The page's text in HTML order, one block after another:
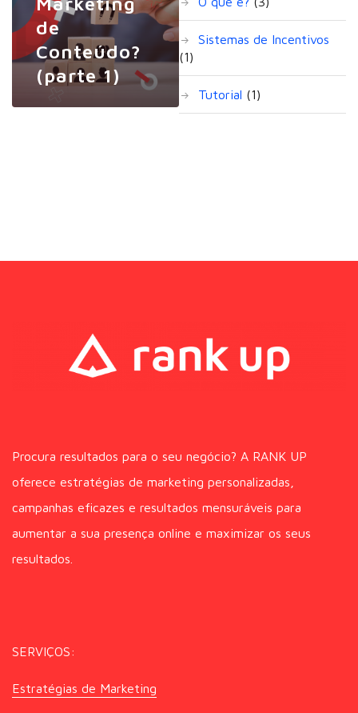
de
Conteúdo?
(parte 1)
Sistemas de Incentivos
(1)
Tutorial (1)
Procura resultados para o seu negócio? A RANK UP
oferece estratégias de marketing personalizadas,
campanhas eficazes e resultados mensuráveis para
aumentar a sua presença online e maximizar os seus
resultados.
SERVIÇOS:
Estratégias de Marketing